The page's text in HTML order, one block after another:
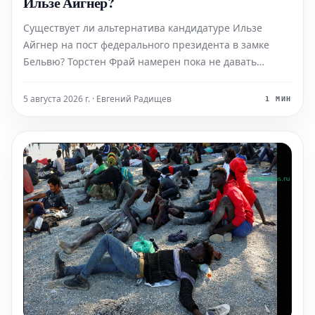
Существует ли альтернатива кандидатуре Ильзе
Айгнер на пост федерального президента в замке
Бельвю? Торстен Фрай намерен пока не давать
свою позицию Зёдеру.
5 августа 2026 г. · Евгений Радищев 1 МИН